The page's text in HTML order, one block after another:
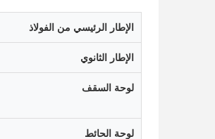
الإطار الرئيسي من الفولاذ
الإطار الثانوي
لوحة السقف
لوحة الحائط